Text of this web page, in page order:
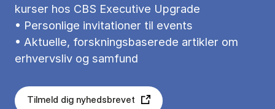
kurser hos CBS Executive Upgrade
• Personlige invitationer til events
• Aktuelle, forskningsbaserede artikler om
erhvervsliv og samfund
Tilmeld dig nyhedsbrevet